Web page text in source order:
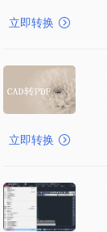
立即转换
立即转换